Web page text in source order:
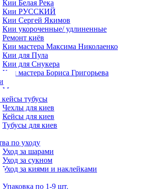
Кии Белая Река
Кии РУССКИЙ
Кии Сергей Якимов
Кии укороченные/ удлиненные
Ремонт киёв
Кии мастера Максима Николаенко
Кии для Пула
Кии для Снукера
Кии мастера Бориса Григорьева
Мосты для киев
тубусы
Чехлы для киев
Кейсы для киев
Тубусы для киев
по уходу
Уход за шарами
Уход за сукном
Уход за киями и наклейками
Упаковка по 1-9 шт.